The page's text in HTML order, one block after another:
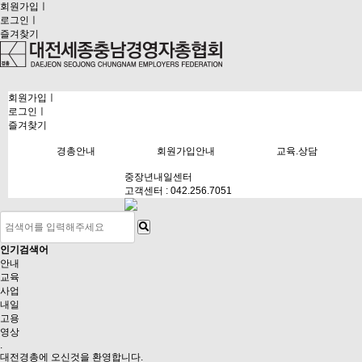
회원가입
로그인
즐겨찾기
회원가입
로그인
즐겨찾기
경총안내 회원가입안내 교육.상담
중장년내일센터
고객센터 : 042.256.7051
인기검색어
안내
교육
사업
내일
고용
영상
.
대전경총에 오신것을 환영합니다.